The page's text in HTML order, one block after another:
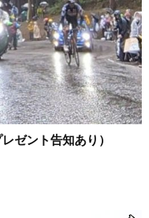
ゼント告知あり）